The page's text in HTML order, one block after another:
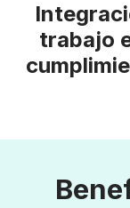
trabajo